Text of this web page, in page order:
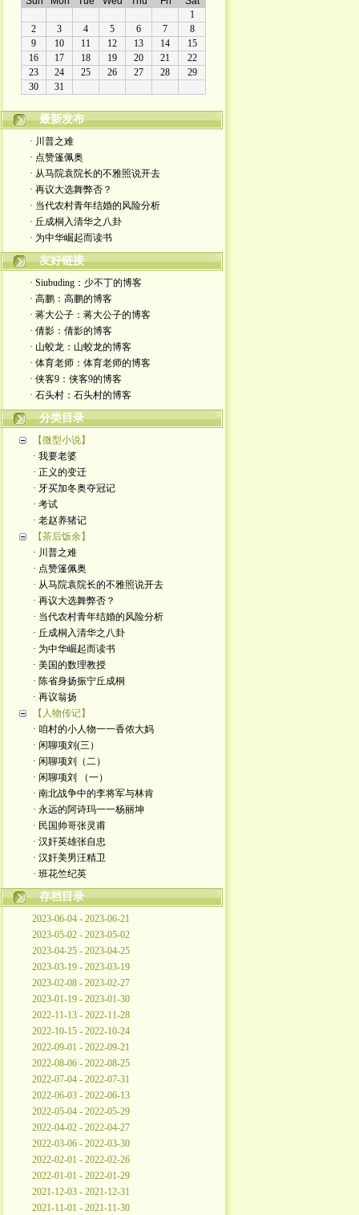
最新发布
· 川普之难
· 点赞篷佩奥
· 从马院袁院长的不雅照说开去
· 再议大选舞弊否？
· 当代农村青年结婚的风险分析
· 丘成桐入清华之八卦
· 为中华崛起而读书
友好链接
· Siubuding：少不丁的博客
· 高鹏：高鹏的博客
· 蒋大公子：蒋大公子的博客
· 倩影：倩影的博客
· 山蛟龙：山蛟龙的博客
· 体育老师：体育老师的博客
· 侠客9：侠客9的博客
· 石头村：石头村的博客
分类目录
【微型小说】
· 我要老婆
· 正义的变迁
· 牙买加冬奥夺冠记
· 考试
· 老赵养猪记
【茶后饭余】
· 川普之难
· 点赞篷佩奥
· 从马院袁院长的不雅照说开去
· 再议大选舞弊否？
· 当代农村青年结婚的风险分析
· 丘成桐入清华之八卦
· 为中华崛起而读书
· 美国的数理教授
· 陈省身扬振宁丘成桐
· 再议翁扬
【人物传记】
· 咱村的小人物一一香侬大妈
· 闲聊项刘(三）
· 闲聊项刘（二）
· 闲聊项刘 （一）
· 南北战争中的李将军与林肯
· 永远的阿诗玛一一杨丽坤
· 民国帅哥张灵甫
· 汉奸英雄张自忠
· 汉奸美男汪精卫
· 班花竺纪英
存档目录
2023-06-04 - 2023-06-21
2023-05-02 - 2023-05-02
2023-04-25 - 2023-04-25
2023-03-19 - 2023-03-19
2023-02-08 - 2023-02-27
2023-01-19 - 2023-01-30
2022-11-13 - 2022-11-28
2022-10-15 - 2022-10-24
2022-09-01 - 2022-09-21
2022-08-06 - 2022-08-25
2022-07-04 - 2022-07-31
2022-06-03 - 2022-06-13
2022-05-04 - 2022-05-29
2022-04-02 - 2022-04-27
2022-03-06 - 2022-03-30
2022-02-01 - 2022-02-26
2022-01-01 - 2022-01-29
2021-12-03 - 2021-12-31
2021-11-01 - 2021-11-30